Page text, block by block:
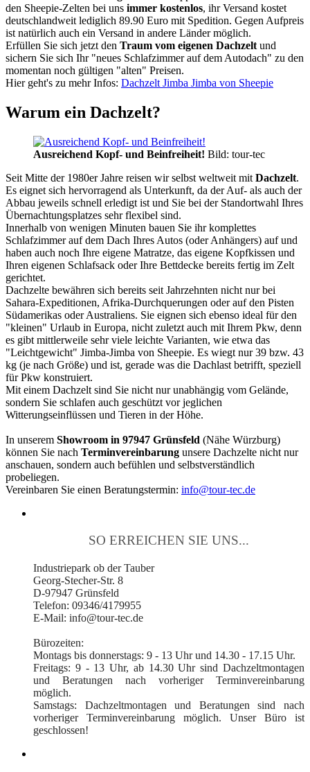
den Sheepie-Zelten bei uns immer kostenlos, ihr Versand kostet
deutschlandweit lediglich 89.90 Euro mit Spedition. Gegen Aufpreis
ist natürlich auch ein Versand in andere Länder möglich.
Erfüllen Sie sich jetzt den Traum vom eigenen Dachzelt und
sichern Sie sich Ihr "neues Schlafzimmer auf dem Autodach" zu den
momentan noch gültigen "alten" Preisen.
Hier geht's zu mehr Infos: Dachzelt Jimba Jimba von Sheepie
Warum ein Dachzelt?
Ausreichend Kopf- und Beinfreiheit! Bild: tour-tec
Seit Mitte der 1980er Jahre reisen wir selbst weltweit mit Dachzelt.
Es eignet sich hervorragend als Unterkunft, da der Auf- als auch der
Abbau jeweils schnell erledigt ist und Sie bei der Standortwahl Ihres
Übernachtungsplatzes sehr flexibel sind.
Innerhalb von wenigen Minuten bauen Sie ihr komplettes
Schlafzimmer auf dem Dach Ihres Autos (oder Anhängers) auf und
haben auch noch Ihre eigene Matratze, das eigene Kopfkissen und
Ihren eigenen Schlafsack oder Ihre Bettdecke bereits fertig im Zelt
gerichtet.
Dachzelte bewähren sich bereits seit Jahrzehnten nicht nur bei
Sahara-Expeditionen, Afrika-Durchquerungen oder auf den Pisten
Südamerikas oder Australiens. Sie eignen sich ebenso ideal für den
"kleinen" Urlaub in Europa, nicht zuletzt auch mit Ihrem Pkw, denn
es gibt mittlerweile sehr viele leichte Varianten, wie etwa das
"Leichtgewicht" Jimba-Jimba von Sheepie. Es wiegt nur 39 bzw. 43
kg (je nach Größe) und ist, gerade was die Dachlast betrifft, speziell
für Pkw konstruiert.
Mit einem Dachzelt sind Sie nicht nur unabhängig vom Gelände,
sondern Sie schlafen auch geschützt vor jeglichen
Witterungseinflüssen und Tieren in der Höhe.
In unserem Showroom in 97947 Grünsfeld (Nähe Würzburg)
können Sie nach Terminvereinbarung unsere Dachzelte nicht nur
anschauen, sondern auch befühlen und selbstverständlich
probeliegen.
Vereinbaren Sie einen Beratungstermin: info@tour-tec.de
SO ERREICHEN SIE UNS...
Industriepark ob der Tauber
Georg-Stecher-Str. 8
D-97947 Grünsfeld
Telefon: 09346/4179955
E-Mail: info@tour-tec.de
Bürozeiten:
Montags bis donnerstags: 9 - 13 Uhr und 14.30 - 17.15 Uhr.
Freitags: 9 - 13 Uhr, ab 14.30 Uhr sind Dachzeltmontagen
und Beratungen nach vorheriger Terminvereinbarung
möglich.
Samstags: Dachzeltmontagen und Beratungen sind nach
vorheriger Terminvereinbarung möglich. Unser Büro ist
geschlossen!